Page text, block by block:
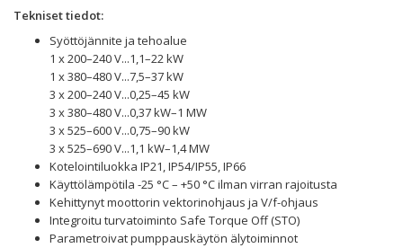
Tekniset tiedot:
Syöttöjännite ja tehoalue
1 x 200–240 V...1,1–22 kW
1 x 380–480 V...7,5–37 kW
3 x 200–240 V...0,25–45 kW
3 x 380–480 V...0,37 kW–1 MW
3 x 525–600 V...0,75–90 kW
3 x 525–690 V...1,1 kW–1,4 MW
Kotelointiluokka IP21, IP54/IP55, IP66
Käyttölämpötila -25 °C – +50 °C ilman virran rajoitusta
Kehittynyt moottorin vektorinohjaus ja V/f-ohjaus
Integroitu turvatoiminto Safe Torque Off (STO)
Parametroivat pumppauskäytön älytoiminnot